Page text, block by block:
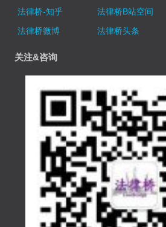
法律桥-知乎
法律桥B站空间
法律桥微博
法律桥头条
关注&咨询